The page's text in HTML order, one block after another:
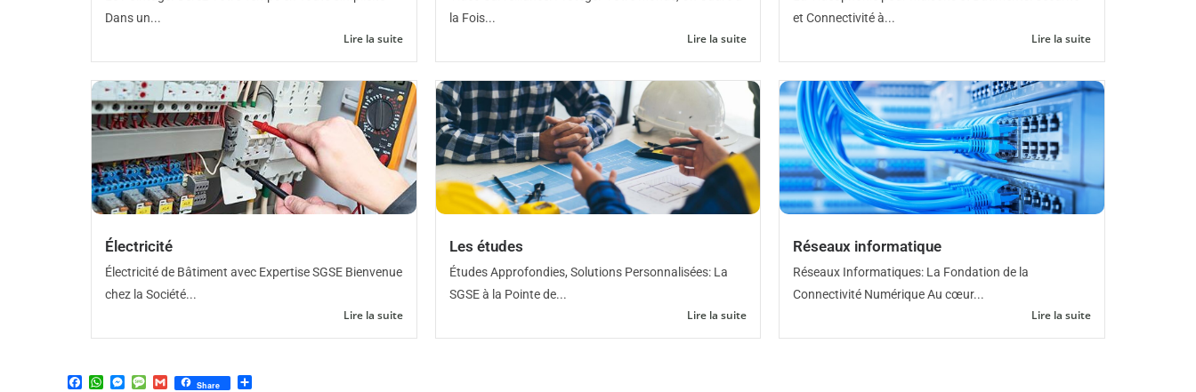
Dans un...
Lire la suite
la Fois...
Lire la suite
et Connectivité à...
Lire la suite
Électricité
Électricité de Bâtiment avec Expertise SGSE Bienvenue
chez la Société...
Lire la suite
Les études
Études Approfondies, Solutions Personnalisées: La
SGSE à la Pointe de...
Lire la suite
Réseaux informatique
Réseaux Informatiques: La Fondation de la
Connectivité Numérique Au cœur...
Lire la suite
W M M G Share